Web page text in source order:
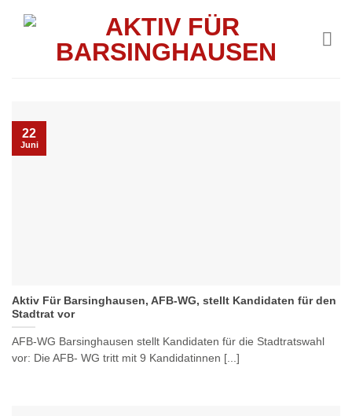
Aktiv Für Barsinghausen, AFB-WG, stellt Kandidaten für den
Stadtrat vor
AFB‑WG Barsinghausen stellt Kandidaten für die Stadtratswahl
vor: Die AFB- WG tritt mit 9 Kandidatinnen [...]
22
Juni